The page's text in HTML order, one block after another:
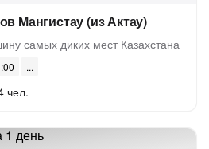
Мангистау (из Актау)
самых диких мест Казахстана
чел.